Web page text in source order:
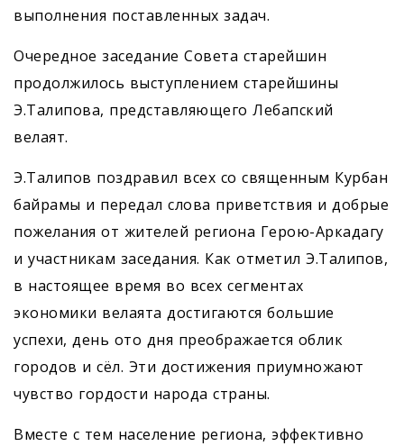
выполнения поставленных задач.
Очередное заседание Совета старейшин
продолжилось выступ­лением старейшины
Э.Талипова, представляющего Лебапский
велаят.
Э.Талипов поздравил всех со священным Курбан
байрамы и передал слова приветствия и добрые
пожелания от жителей региона Герою-Аркадагу
и участникам заседания. Как отметил Э.Талипов,
в настоящее время во всех сегментах
экономики велаята достигаются большие
успехи, день ото дня преображается облик
городов и сёл. Эти достижения приумножают
чувство гордости народа страны.
Вместе с тем население региона, эффективно